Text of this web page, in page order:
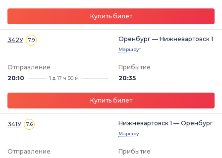
Купить билет
342У 7.9 Оренбург — Нижневартовск 1
Маршрут
Отправление
20:10
1 д 17 ч 50 м
Прибытие
20:35
Купить билет
341У 7.6 Нижневартовск 1 — Оренбург
Маршрут
Отправление
Прибытие